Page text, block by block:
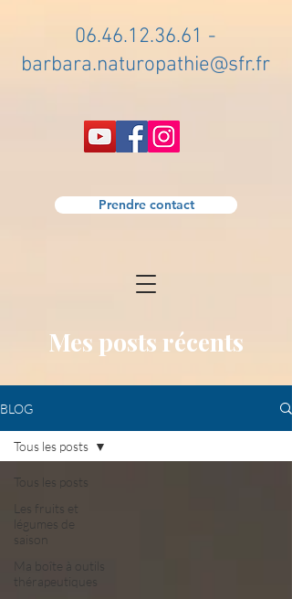
06.46.12.36.61 -
barbara.naturopathie@sfr.fr
Prendre contact
Mes posts récents
BLOG
Tous les posts
Les fruits et
légumes de
saison
Ma boîte à outils
thérapeutiques
Tous les posts